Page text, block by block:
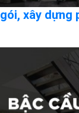
xây dựng